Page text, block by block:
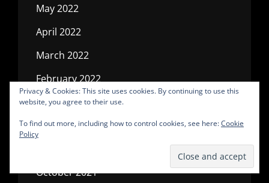
May 2022
April 2022
March 2022
February 2022
January 2022
December 2021
October 2021
Privacy & Cookies: This site uses cookies. By continuing to use this
website, you agree to their use.
To find out more, including how to control cookies, see here:Cookie
Policy